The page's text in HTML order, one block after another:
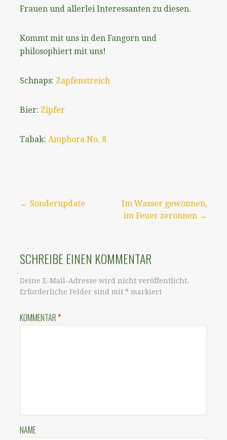
Frauen und allerlei Interessanten zu diesen.
Kommt mit uns in den Fangorn und
philosophiert mit uns!
Schnaps: Zapfenstreich
Bier: Zipfer
Tabak: Amphora No. 8
Beitragsnavigation
← Sonderupdate
Im Wasser gewonnen,
im Feuer zeronnen →
SCHREIBE EINEN KOMMENTAR
Deine E-Mail-Adresse wird nicht veröffentlicht.
Erforderliche Felder sind mit * markiert
KOMMENTAR*
NAME